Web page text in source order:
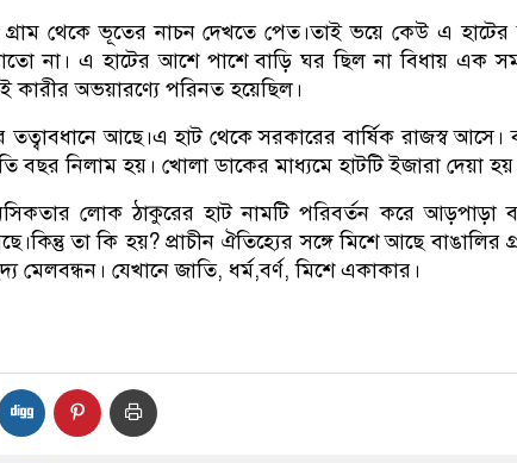
গ্রাম থেকে ভূতের নাচন দেখতে পেত।তাই ভয়ে কেউ এ
না। এ হাটের আশে পাশে বাড়ি ঘর ছিল না বিধায় এক
কারীর অভয়ারণ্যে পরিনত হয়েছিল।
আছে।এ হাট থেকে সরকারের বার্ষিক রাজস্ব আসে।
বছর নিলাম হয়। খোলা ডাকের মাধ্যমে হাটটি ইজারা দেয়া
লোক ঠাকুরের হাট নামটি পরিবর্তন করে আড়পাড়া
তা কি হয়? প্রাচীন ঐতিহ্যের সঙ্গে মিশে আছে বাঙালির
মেলবন্ধন। যেখানে জাতি, ধর্ম,বর্ণ, মিশে একাকার।